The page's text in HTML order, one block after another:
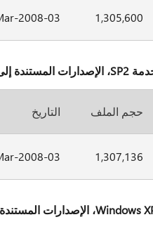
1,305,600
03-Mar-2008
حجم الملف التاريخ
1,307,136
03-Mar-2008